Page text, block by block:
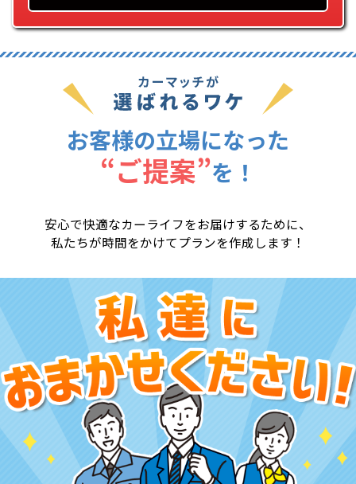
お客様の立場になった
“ご提案”を ！
安心で快適なカーライフをお届けするために、
私たちが時間をかけてプランを作成します！